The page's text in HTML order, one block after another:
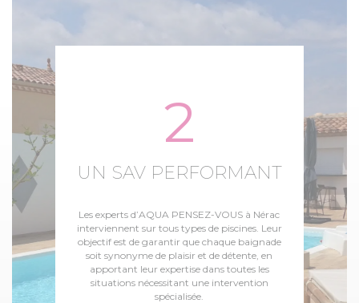
2
UN SAV PERFORMANT
Les experts d’AQUA PENSEZ-VOUS à Nérac
interviennent sur tous types de piscines. Leur
objectif est de garantir que chaque baignade
soit synonyme de plaisir et de détente, en
apportant leur expertise dans toutes les
situations nécessitant une intervention
spécialisée.